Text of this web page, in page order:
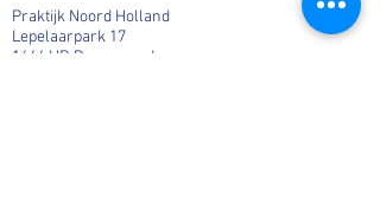
Praktijk Noord Holland
Lepelaarpark 17
1444 HR Purmerend